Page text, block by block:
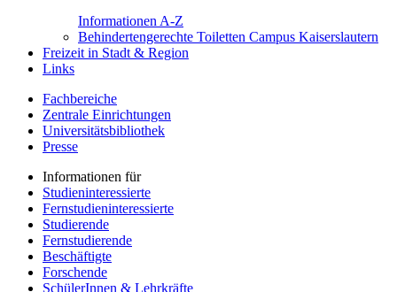
Informationen A-Z
Behindertengerechte Toiletten Campus Kaiserslautern
Freizeit in Stadt & Region
Links
Fachbereiche
Zentrale Einrichtungen
Universitätsbibliothek
Presse
Informationen für
Studieninteressierte
Fernstudieninteressierte
Studierende
Fernstudierende
Beschäftigte
Forschende
SchülerInnen & Lehrkräfte